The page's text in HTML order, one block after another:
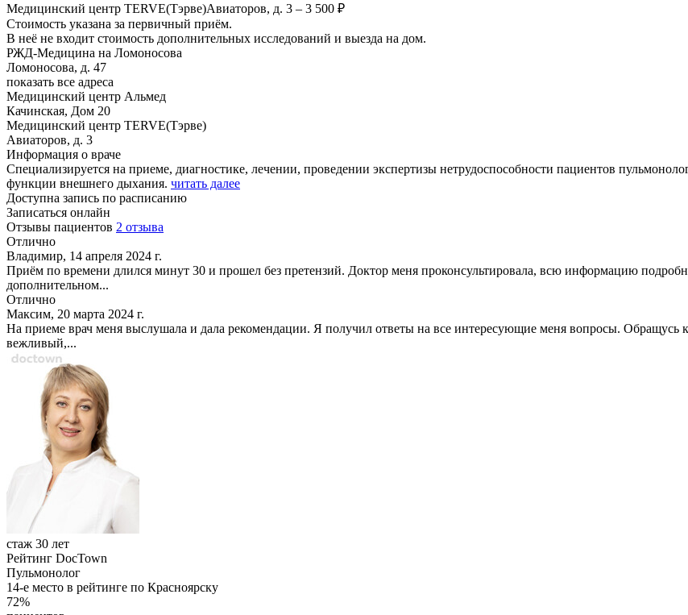
Медицинский центр TERVE(Тэрве)Авиаторов, д. 3 – 3 500 ₽
Стоимость указана за первичный приём.
В неё не входит стоимость дополнительных исследований и выезда на дом.
РЖД-Медицина на Ломоносова
Ломоносова, д. 47
показать все адреса
Медицинский центр Альмед
Качинская, Дом 20
Медицинский центр TERVE(Тэрве)
Авиаторов, д. 3
Информация о враче
Специализируется на приеме, диагностике, лечении, проведении экспертизы нетрудоспособности пациентов
функции внешнего дыхания. читать далее
Доступна запись по расписанию
Записаться онлайн
Отзывы пациентов 2 отзыва
Отлично
Владимир, 14 апреля 2024 г.
Приём по времени длился минут 30 и прошел без претензий. Доктор меня проконсультировала, всю информацию
дополнительном...
Отлично
Максим, 20 марта 2024 г.
На приеме врач меня выслушала и дала рекомендации. Я получил ответы на все интересующие меня вопросы. Обращусь
вежливый,...
стаж 30 лет
Рейтинг DocTown
Пульмонолог
14-е место в рейтинге по Красноярску
72%